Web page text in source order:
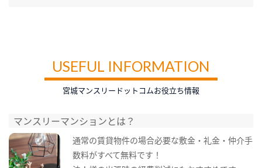
USEFUL INFORMATION
宮城マンスリードットコムお役立ち情報
マンスリーマンションとは？
通常の賃貸物件の場合必要な敷金・礼金・仲介手
数料がすべて無料です！